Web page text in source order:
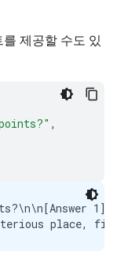
제공할 수도 있
,